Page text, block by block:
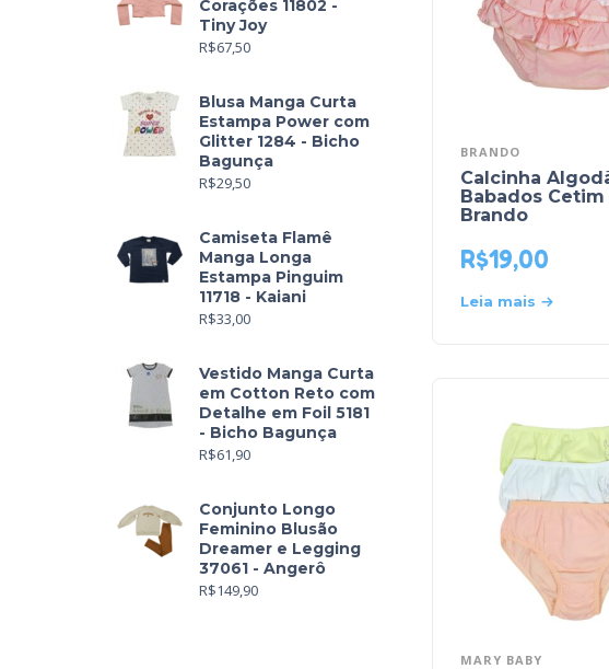
Corações 11802 -
Tiny Joy
R$67,50
Blusa Manga Curta
Estampa Power com
Glitter 1284 - Bicho
Bagunça
R$29,50
Camiseta Flamê
Manga Longa
Estampa Pinguim
11718 - Kaiani
R$33,00
Vestido Manga Curta
em Cotton Reto com
Detalhe em Foil 5181
- Bicho Bagunça
R$61,90
Conjunto Longo
Feminino Blusão
Dreamer e Legging
37061 - Angerô
R$149,90
BRANDO
Calcinha
Babados Cetim
Brando
R$19,00
Leia mais
MARY BABY